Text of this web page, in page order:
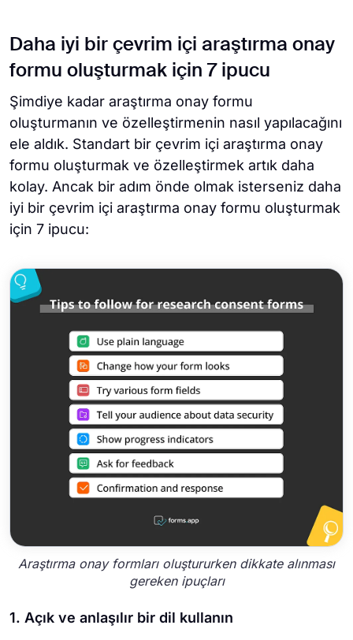
Daha iyi bir çevrim içi araştırma onay
formu oluşturmak için 7 ipucu
Şimdiye kadar araştırma onay formu
oluşturmanın ve özelleştirmenin nasıl yapılacağını
ele aldık. Standart bir çevrim içi araştırma onay
formu oluşturmak ve özelleştirmek artık daha
kolay. Ancak bir adım önde olmak isterseniz daha
iyi bir çevrim içi araştırma onay formu oluşturmak
için 7 ipucu:
Araştırma onay formları oluştururken dikkate alınması
gereken ipuçları
1. Açık ve anlaşılır bir dil kullanın